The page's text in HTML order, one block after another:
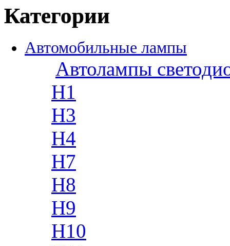
Категории
Автомобильные лампы
Автолампы
H1
H3
H4
H7
H8
H9
H10